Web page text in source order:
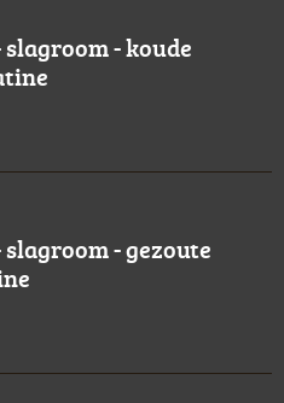
- koude
- gezoute